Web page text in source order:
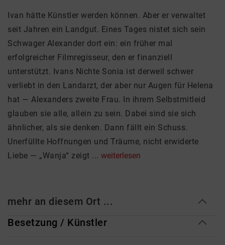
Ivan hätte Künstler werden können. Aber er verwaltet
seit Jahren ein Landgut. Eines Tages nistet sich sein
Schwager Alexander dort ein: ein früher mal
erfolgreicher Filmregisseur, den er finanziell
unterstützt. Ivans Nichte Sonia ist derweil schwer
verliebt in den Landarzt, der aber nur Augen für Helena
hat — Alexanders zweite Frau. In ihrem Selbstmitleid
glauben sie alle, allein zu sein. Dabei sind sie sich
ähnlicher, als sie denken. Dann fällt ein Schuss.
Unerfüllte Hoffnungen und Träume, nicht erwiderte
Liebe — „Wanja“ zeigt ... weiterlesen
mehr an diesem Ort ...
Besetzung / Künstler